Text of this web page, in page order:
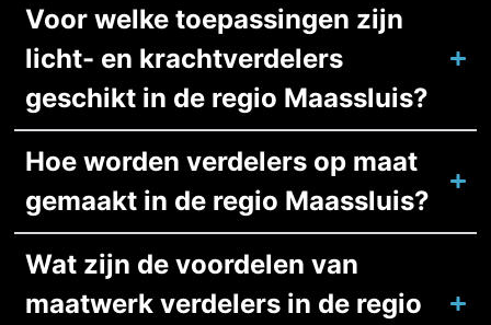
Voor welke toepassingen zijn
licht- en krachtverdelers
geschikt in de regio Maassluis?
Hoe worden verdelers op maat
gemaakt in de regio Maassluis?
Wat zijn de voordelen van
maatwerk verdelers in de regio